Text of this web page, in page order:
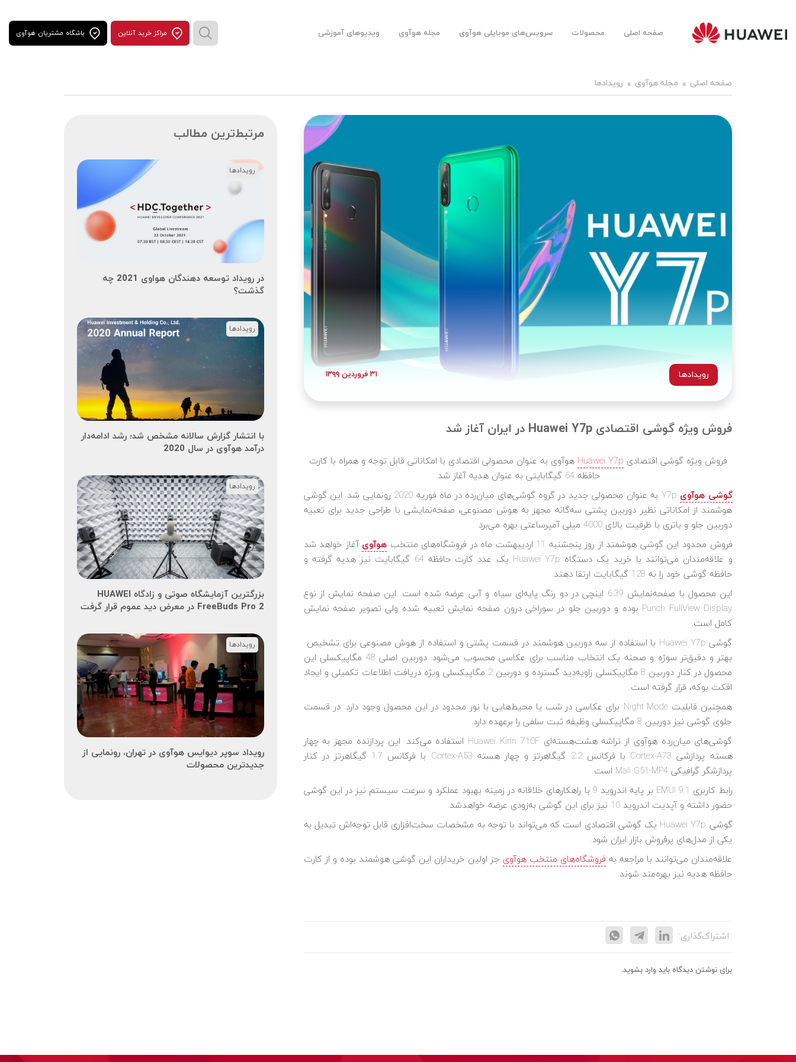
موبایل
مراكز خريد آنلاين باشگاه مشتریان هوآوی صفحه اصلی محصولات سرویس‌های موبایلی هوآوی مجله هوآوی ویدیوهای آموزشی
صفحه اصلی مجله هوآوی رویدادها
۳۱ فروردین ۱۳۹۹ رویدادها
فروش ویژه گوشی اقتصادی Huawei Y7p در ایران آغاز شد
فروش ویژه گوشی اقتصادی Huawei Y7p هوآوی به عنوان محصولی اقتصادی با امکاناتی قابل توجه و همراه با کارت
حافظه 64 گیگابایتی به عنوان هدیه آغاز شد.
گوشی هوآوی
Y7p به عنوان محصولی جدید در گروه گوشی‌های میان‌رده در ماه فوریه 2020 رونمایی شد. این گوشی‌
هوشمند از امکاناتی نظیر دوربین پشتی سه‌گانه مجهز به هوش مصنوعی، صفحه‌نمایشی با طراحی جدید برای تعبیه
دوربین جلو و باتری با ظرفیت بالای 4000 میلی آمپرساعتی بهره می‌برد.
فروش محدود این گوشی هوشمند از روز پنجشنبه 11 اردیبهشت ماه در فروشگاه‌های منتخب
هوآوی آغاز خواهد شد
و علاقه‌مندان می‌توانند با خرید یک دستگاه Huawei Y7p یک عدد کارت حافظه 64 گیگابایت نیز هدیه گرفته و
حافظه گوشی خود را به 128 گیگابایت ارتقا دهند.
این محصول با صفحه‌نمایش 6.39 اینچی در دو رنگ پایه‌ای سیاه و آبی عرضه شده ‌است. این صفحه نمایش از نوع
Punch FullView Display بوده و دوربین جلو در سوراخی درون صفحه نمایش تعبیه شده ولی تصویر صفحه نمایش
کامل است.
گوشی Huawei Y7p با استفاده از سه دوربین هوشمند در قسمت پشتی و استفاده از هوش مصنوعی برای تشخیص
بهتر و دقیق‌تر سوژه و صحنه یک انتخاب مناسب برای عکاسی محسوب می‌شود. دوربین اصلی 48 مگاپیکسلی این
محصول در کنار دوربین 8 مگاپیکسلی زاویه‌دید گسترده و دوربین 2 مگاپیکسلی ویژه دریافت اطلاعات تکمیلی و ایجاد
افکت بوکه، قرار گرفته است.
همچنین قابلیت Night Mode برای عکاسی در شب یا محیط‌هایی با نور محدود در این محصول وجود دارد‌. در قسمت
جلوی گوشی نیز دوربین 8 مگاپیکسلی وظیفه ثبت سلفی را برعهده دارد.
گوشی‌های میان‌رده هوآوی از تراشه هشت‌هسته‌ای Huawei Kirin 710F استفاده می‌کند. این پردازنده مجهز به چهار
هسته پردازشی Cortex-A73 با فرکانس 2.2 گیگاهرتز و چهار هسته Cortex-A53 با فرکانس 1.7 گیگاهرتز در کنار
پردازشگر گرافیکی Mali G51-MP4 است.
رابط کاربری EMUI 9.1 بر پایه اندروید 9 با راهکارهای خلاقانه در زمینه بهبود عملکرد و سرعت سیستم نیز در این گوشی
حضور داشته و آپدیت اندروید 10 نیز برای این گوشی به‌زودی عرضه خواهدشد.
گوشی Huawei Y7p یک گوشی اقتصادی است که می‌تواند با توجه به مشخصات سخت‌افزاری قابل توجه‌اش تبدیل به
یکی از مدل‌های پرفروش بازار ایران شود.
علاقه‌مندان می‌توانند با مراجعه به فروشگاه‌های منتخب هوآوی جز اولین خریداران این گوشی هوشمند بوده و از کارت
حافظه هدیه نیز بهره‌مند شوند.
اشتراک‌گذاری:
برای نوشتن دیدگاه باید وارد بشوید.
مرتبط‌ترین مطالب
در رویداد توسعه دهندگان هواوی 2021 چه
گذشت؟
رویدادها
با انتشار گزارش سالانه مشخص شد؛ رشد ادامه‌دار
درآمد هوآوی در سال 2020
رویدادها
بزرگترین آزمایشگاه صوتی و زادگاه HUAWEI
FreeBuds Pro 2 در معرض دید عموم قرار گرفت
رویدادها
رویداد سوپر دیوایس هوآوی در تهران، رونمایی از
جدیدترین محصولات
رویدادها